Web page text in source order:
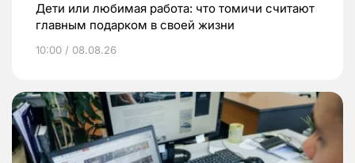
Дети или любимая работа: что томичи считают
главным подарком в своей жизни
10:00 / 08.08.26